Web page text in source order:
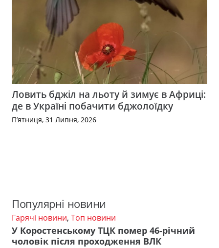
Ловить бджіл на льоту й зимує в Африці:
де в Україні побачити бджолоїдку
П’ятниця, 31 Липня, 2026
Популярні новини
Гарячі новини, Топ новини
У Коростенському ТЦК помер 46-річний
чоловік після проходження ВЛК